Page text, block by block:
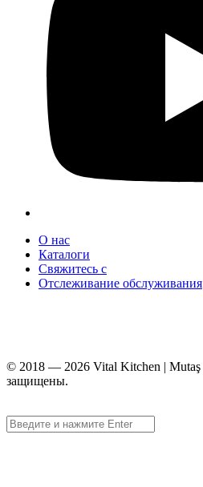
О нас
Каталоги
Свяжитесь с
Отслеживание обслуживания
© 2018 — 2026 Vital Kitchen | Mutaş
защищены.